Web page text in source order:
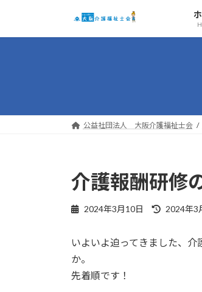
テ
ゲ
公益社団法人 大阪介護福祉士会
介護報酬研修
2024年3月10日
最
新
2024年3
いよいよ迫ってきました、
か。
先着順です！